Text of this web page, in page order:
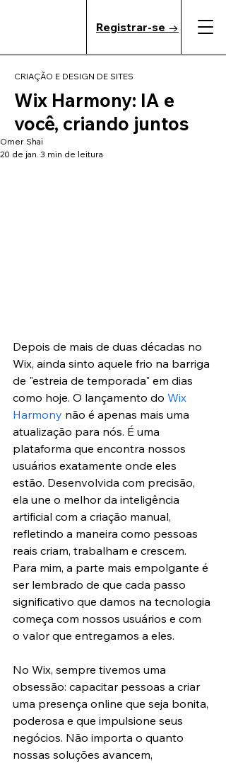
Registrar-se →
CRIAÇÃO E DESIGN DE SITES
Wix Harmony: IA e
você, criando juntos
Omer Shai
20 de jan. 3 min de leitura
Depois de mais de duas décadas no
Wix, ainda sinto aquele frio na barriga
de "estreia de temporada" em dias
como hoje. O lançamento do Wix
Harmony não é apenas mais uma
atualização para nós. É uma
plataforma que encontra nossos
usuários exatamente onde eles
estão. Desenvolvida com precisão,
ela une o melhor da inteligência
artificial com a criação manual,
refletindo a maneira como pessoas
reais criam, trabalham e crescem.
Para mim, a parte mais empolgante é
ser lembrado de que cada passo
significativo que damos na tecnologia
começa com nossos usuários e com
o valor que entregamos a eles.
No Wix, sempre tivemos uma
obsessão: capacitar pessoas a criar
uma presença online que seja bonita,
poderosa e que impulsione seus
negócios. Não importa o quanto
nossas soluções avancem,